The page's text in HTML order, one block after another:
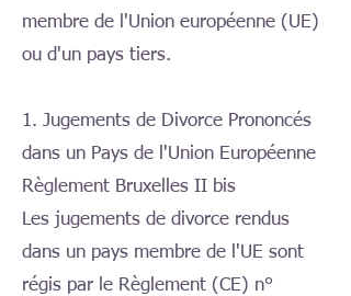
membre de l'Union européenne (UE)
ou d'un pays tiers.
1. Jugements de Divorce Prononcés
dans un Pays de l'Union Européenne
Règlement Bruxelles II bis
Les jugements de divorce rendus
dans un pays membre de l'UE sont
régis par le Règlement (CE) n°